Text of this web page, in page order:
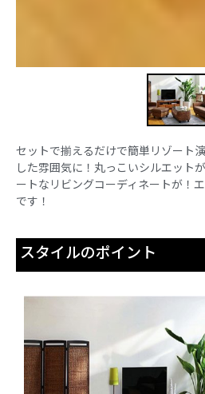
セットで揃えるだけで簡単リゾート
した雰囲気に！丸っこいシルエット
ートなリビングコーディネートが！
です！
スタイルのポイント